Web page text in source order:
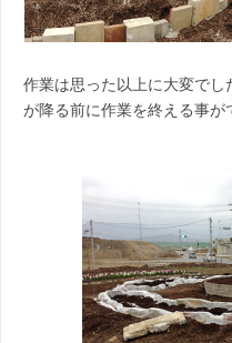
作業は思った以上に大変で
が降る前に作業を終える事が